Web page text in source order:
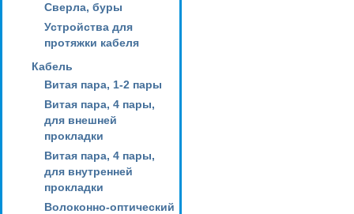
Сверла, буры
Устройства для
протяжки кабеля
Кабель
Витая пара, 1-2 пары
Витая пара, 4 пары,
для внешней
прокладки
Витая пара, 4 пары,
для внутренней
прокладки
Волоконно-оптический